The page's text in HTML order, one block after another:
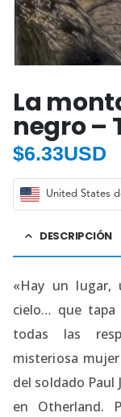
La
negro –
$6.33USD
United States
DESCRIPCIÓN
«Hay un lugar,
cielo… que tapa
todas las
misteriosa
del soldado
en Otherland.